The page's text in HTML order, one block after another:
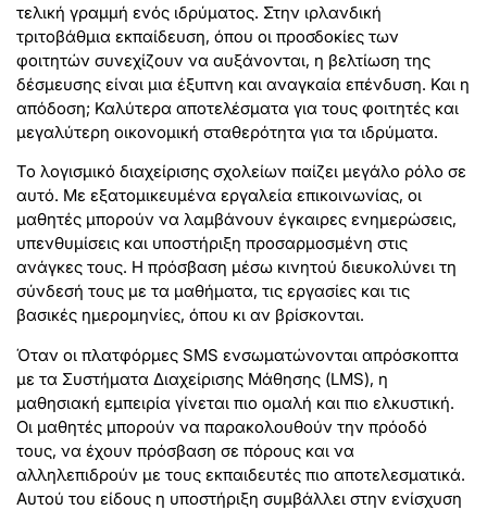
τελική γραμμή ενός ιδρύματος. Στην ιρλανδική
τριτοβάθμια εκπαίδευση, όπου οι προσδοκίες των
φοιτητών συνεχίζουν να αυξάνονται, η βελτίωση της
δέσμευσης είναι μια έξυπνη και αναγκαία επένδυση. Και η
απόδοση; Καλύτερα αποτελέσματα για τους φοιτητές και
μεγαλύτερη οικονομική σταθερότητα για τα ιδρύματα.
Το λογισμικό διαχείρισης σχολείων παίζει μεγάλο ρόλο σε
αυτό. Με εξατομικευμένα εργαλεία επικοινωνίας, οι
μαθητές μπορούν να λαμβάνουν έγκαιρες ενημερώσεις,
υπενθυμίσεις και υποστήριξη προσαρμοσμένη στις
ανάγκες τους. Η πρόσβαση μέσω κινητού διευκολύνει τη
σύνδεσή τους με τα μαθήματα, τις εργασίες και τις
βασικές ημερομηνίες, όπου κι αν βρίσκονται.
Όταν οι πλατφόρμες SMS ενσωματώνονται απρόσκοπτα
με τα Συστήματα Διαχείρισης Μάθησης (LMS), η
μαθησιακή εμπειρία γίνεται πιο ομαλή και πιο ελκυστική.
Οι μαθητές μπορούν να παρακολουθούν την πρόοδό
τους, να έχουν πρόσβαση σε πόρους και να
αλληλεπιδρούν με τους εκπαιδευτές πιο αποτελεσματικά.
Αυτού του είδους η υποστήριξη συμβάλλει στην ενίσχυση